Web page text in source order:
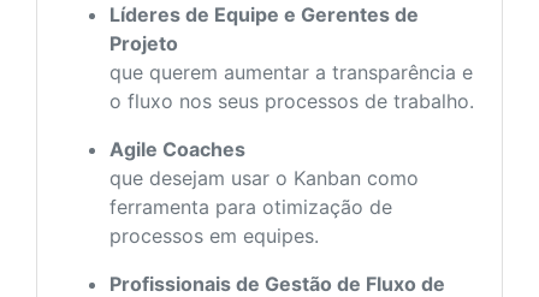
Líderes de Equipe e Gerentes de
Projeto
que querem aumentar a transparência e
o fluxo nos seus processos de trabalho.
Agile Coaches
que desejam usar o Kanban como
ferramenta para otimização de
processos em equipes.
Profissionais de Gestão de Fluxo de